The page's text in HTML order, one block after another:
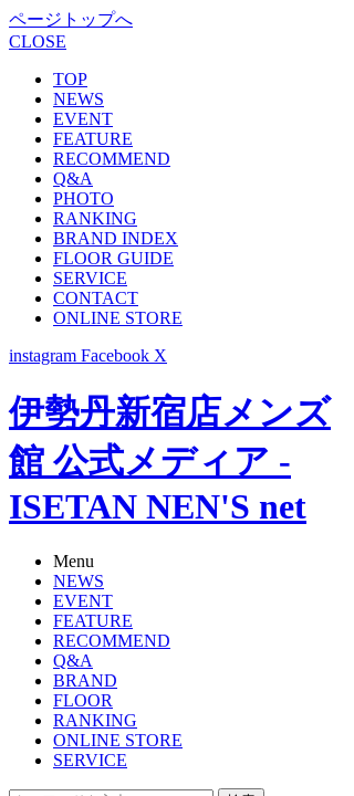
ページトップへ
CLOSE
TOP
NEWS
EVENT
FEATURE
RECOMMEND
Q&A
PHOTO
RANKING
BRAND INDEX
FLOOR GUIDE
SERVICE
CONTACT
ONLINE STORE
instagram Facebook X
伊勢丹新宿店メンズ
館 公式メディア -
ISETAN NEN'S net
Menu
NEWS
EVENT
FEATURE
RECOMMEND
Q&A
BRAND
FLOOR
RANKING
ONLINE STORE
SERVICE